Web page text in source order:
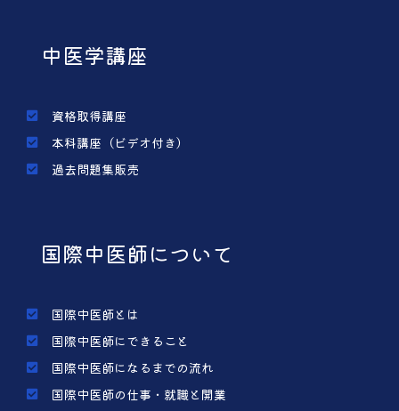
中医学講座
資格取得講座
本科講座（ビデオ付き）
過去問題集販売
国際中医師について
国際中医師とは
国際中医師にできること
国際中医師になるまでの流れ
国際中医師の仕事・就職と開業